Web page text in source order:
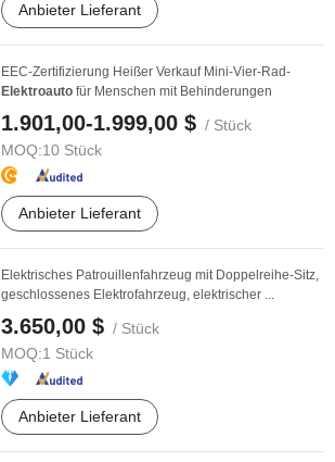
Anbieter Lieferant
EEC-Zertifizierung Heißer Verkauf Mini-Vier-Rad-
Elektroauto für Menschen mit Behinderungen
1.901,00-1.999,00 $ / Stück
MOQ:10 Stück
Anbieter Lieferant
Elektrisches Patrouillenfahrzeug mit Doppelreihe-Sitz,
geschlossenes Elektrofahrzeug, elektrischer ...
3.650,00 $ / Stück
MOQ:1 Stück
Anbieter Lieferant